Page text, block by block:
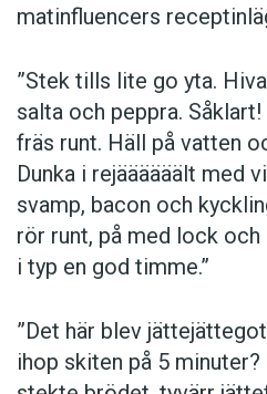
matinfluencers
”Stek tills lite go yta.
salta och peppra.
fräs runt. Häll på vatten
Dunka i rejäääääält med
svamp, bacon och
rör runt, på med lock och
i typ en god timme.”
”Det här blev
ihop skiten på 5 minuter?